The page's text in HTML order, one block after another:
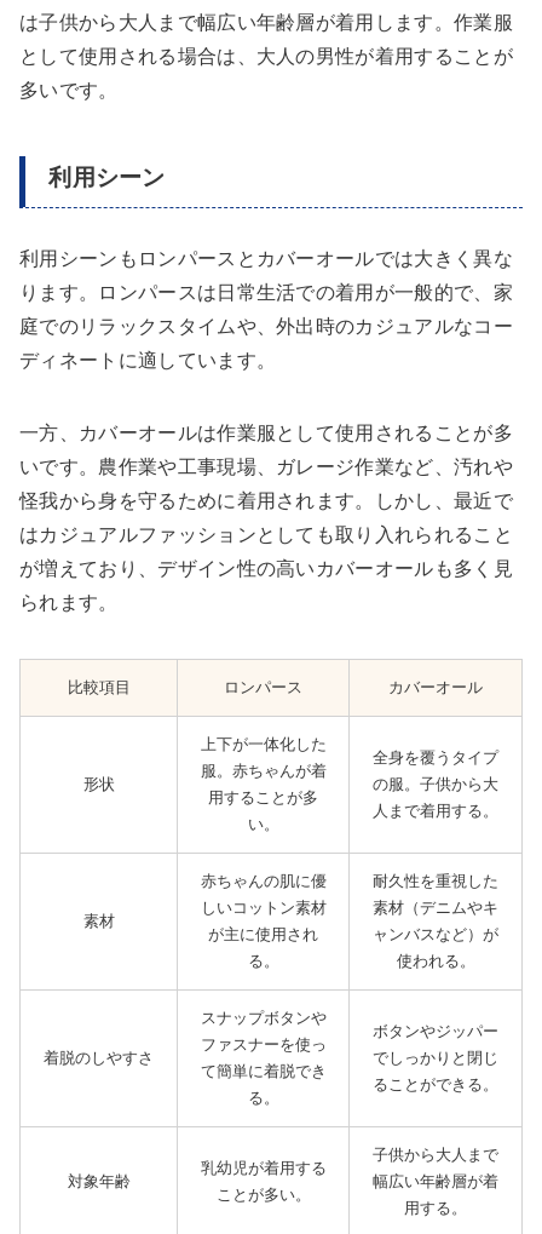
は子供から大人まで幅広い年齢層が着用します。作業服
として使用される場合は、大人の男性が着用することが
多いです。
利用シーン
利用シーンもロンパースとカバーオールでは大きく異な
ります。ロンパースは日常生活での着用が一般的で、家
庭でのリラックスタイムや、外出時のカジュアルなコー
ディネートに適しています。
一方、カバーオールは作業服として使用されることが多
いです。農作業や工事現場、ガレージ作業など、汚れや
怪我から身を守るために着用されます。しかし、最近で
はカジュアルファッションとしても取り入れられること
が増えており、デザイン性の高いカバーオールも多く見
られます。
比較項目 ロンパース カバーオール
形状
上下が一体化した
服。赤ちゃんが着
用することが多
い。
全身を覆うタイプ
の服。子供から大
人まで着用する。
素材
赤ちゃんの肌に優
しいコットン素材
が主に使用され
る。
耐久性を重視した
素材（デニムやキ
ャンバスなど）が
使われる。
着脱のしやすさ
スナップボタンや
ファスナーを使っ
て簡単に着脱でき
る。
ボタンやジッパー
でしっかりと閉じ
ることができる。
対象年齢
乳幼児が着用する
ことが多い。
子供から大人まで
幅広い年齢層が着
用する。